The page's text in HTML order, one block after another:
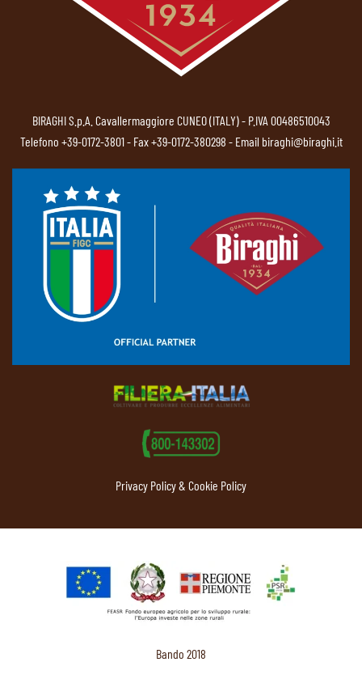
BIRAGHI S.p.A. Cavallermaggiore CUNEO (ITALY) - P.IVA 00486510043
Telefono +39-0172-3801- Fax +39-0172-380298 - Email biraghi@biraghi.it
Privacy Policy & Cookie Policy
Bando 2018